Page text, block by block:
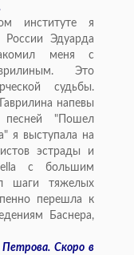
институте я
России Эдуарда
меня с
Это
судьбы.
напевы
песней "Пошел
я выступала на
эстрады и
с большим
шаги тяжелых
перешла к
Баснера,
Скоро в